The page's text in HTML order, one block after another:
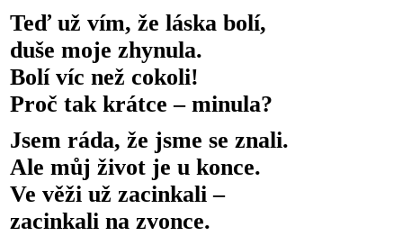
Teď už vím, že láska bolí,
duše moje zhynula.
Bolí víc než cokoli!
Proč tak krátce – minula?
Jsem ráda, že jsme se znali.
Ale můj život je u konce.
Ve věži už zacinkali –
zacinkali na zvonce.